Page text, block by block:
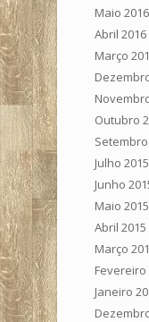
Maio 2016
Abril 2016
Março
Outubro
Setembro
Julho 2015
Junho
Maio 2015
Abril 2015
Março
Fevereiro
Janeiro